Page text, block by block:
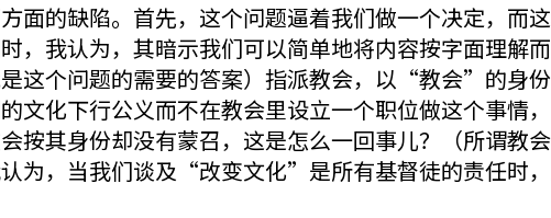
面的缺陷。首先，这个问题逼着我们做一个决定，而
，我认为，其暗示我们可以简单地将内容按字面理解
这个问题的需要的答案）指派教会，以“教会”的身
文化下行公义而不在教会里设立一个职位做这个事情
按其身份却没有蒙召，这是怎么一回事儿？（所谓教
为，当我们谈及“改变文化”是所有基督徒的责任时